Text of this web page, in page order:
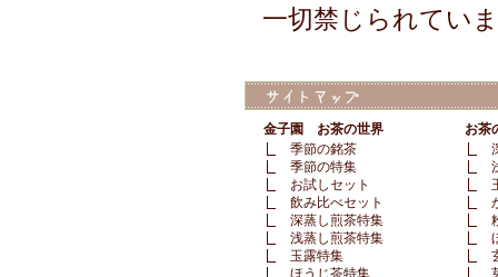
一切禁じられてい
金子園 お茶の世界
季節の銘茶
季節の特集
お試しセット
飲み比べセット
深蒸し煎茶特集
浅蒸し煎茶特集
玉露特集
ほうじ茶特集
お茶